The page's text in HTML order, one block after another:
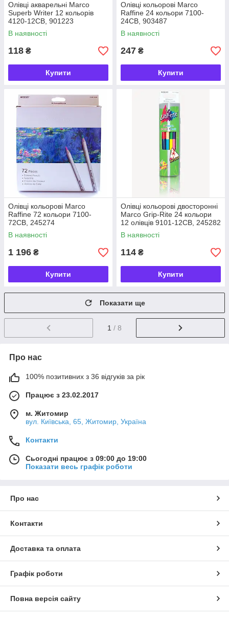
Олівці акварельні Marco
Superb Writer 12 кольорів
4120-12CB, 901223
В наявності
118 ₴
Купити
Олівці кольорові Marco
Raffine 24 кольори 7100-
24СВ, 903487
В наявності
247 ₴
Купити
Олівці кольорові Marco
Raffine 72 кольори 7100-
72CB, 245274
В наявності
1 196 ₴
Купити
Олівці кольорові двосторонні
Marco Grip-Rite 24 кольори
12 олівців 9101-12CB, 245282
В наявності
114 ₴
Купити
Показати ще
1 / 8
Про нас
100% позитивних з 36 відгуків за рік
Працює з 23.02.2017
м. Житомир
вул. Київська, 65, Житомир, Україна
Контакти
Сьогодні працює з 09:00 до 19:00
Показати весь графік роботи
Про нас
Контакти
Доставка та оплата
Графік роботи
Повна версія сайту